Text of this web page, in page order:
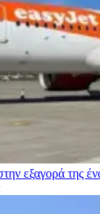
εξαγορά της